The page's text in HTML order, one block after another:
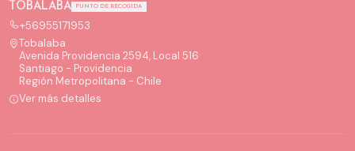
TOBALABA PUNTO DE RECOGIDA
+56955171953
Tobalaba
Avenida Providencia 2594, Local 516
Santiago - Providencia
Región Metropolitana - Chile
Ver más detalles